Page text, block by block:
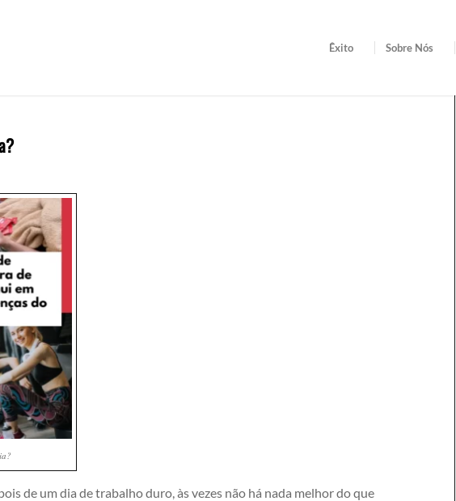
Êxito Sobre Nós
de um dia de trabalho duro, às vezes não há nada melhor do que